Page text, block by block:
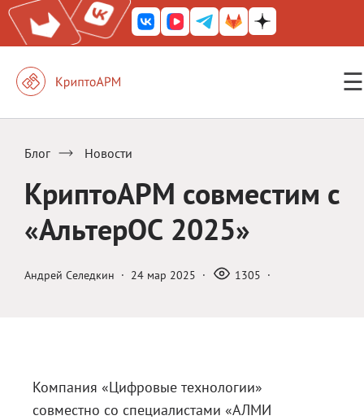
☰
Железный почтовый ящик
КриптоАРМ Mobile
КриптоАРМ ID
Блог
Блог Новости
КриптоАРМ совместим с
«АльтерОС 2025»
Андрей Селедкин · 24 мар 2025 · 1305 ·
Компания «Цифровые технологии»
совместно со специалистами «АЛМИ